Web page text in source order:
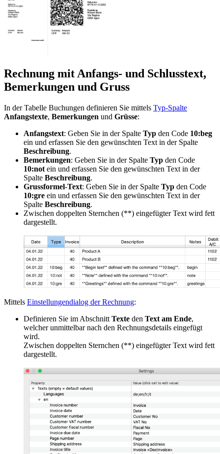
Rechnung mit Anfangs- und Schlusstext,
Bemerkungen und Gruss
In der Tabelle Buchungen definieren Sie mittels Typ-Spalte
Anfangstexte, Bemerkungen und Grüsse:
Anfangstext: Geben Sie in der Spalte Typ den Code 10:beg
ein und erfassen Sie den gewünschten Text in der Spalte
Beschreibung.
Bemerkungen: Geben Sie in der Spalte Typ den Code
10:not ein und erfassen Sie den gewünschten Text in der
Spalte Beschreibung.
Grussformel-Text: Geben Sie in der Spalte Typ den Code
10:gre ein und erfassen Sie den gewünschten Text in der
Spalte Beschreibung.
Zwischen doppelten Sternchen (**) eingefügter Text wird fett
dargestellt.
Mittels Einstellungendialog der Rechnung:
Definieren Sie im Abschnitt Texte den Text am Ende,
welcher unmittelbar nach den Rechnungsdetails eingefügt
wird.
Zwischen doppelten Sternchen (**) eingefügter Text wird fett
dargestellt.